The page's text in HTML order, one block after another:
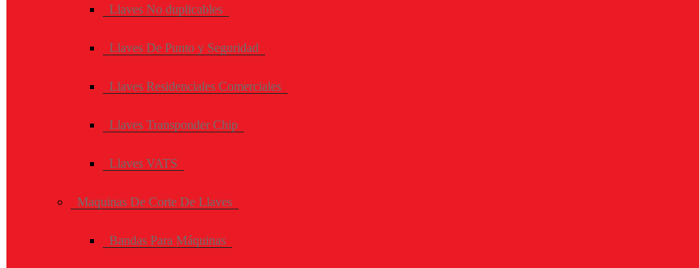
Llaves No duplicables
Llaves De Punto y Seguridad
Llaves Residenciales Comerciales
Llaves Transponder Chip
Llaves VATS
Maquinas De Corte De Llaves
Bandas Para Máquinas